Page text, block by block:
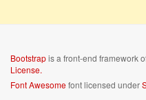
Bootstrapis a front-end framework
License.
Font Awesomefont licensed under